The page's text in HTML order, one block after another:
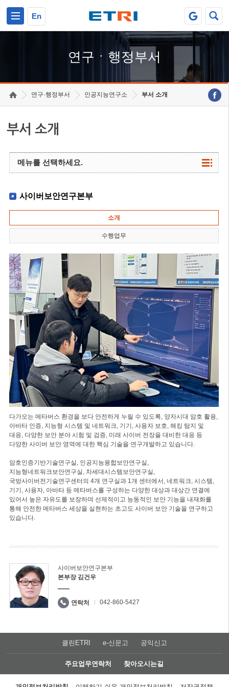
En
연구ㆍ행정부서
연구·행정부서 인공지능연구소 부서 소개
부서 소개
메뉴를 선택하세요.
사이버보안연구본부
소개
수행업무
다가오는 메타버스 환경을 보다 안전하게 누릴 수 있도록, 양자시대 암호 활용,
아바타 인증, 지능형 시스템 및 네트워크, 기기, 사용자 보호, 해킹 탐지 및
대응, 다양한 보안 분야 시험 및 검증, 미래 사이버 전장을 대비한 대응 등
다양한 사이버 보안 영역에 대한 핵심 기술을 연구개발하고 있습니다.
암호인증기반기술연구실, 인공지능융합보안연구실,
지능형네트워크보안연구실, 차세대시스템보안연구실,
국방사이버전기술연구센터의 4개 연구실과 1개 센터에서, 네트워크, 시스템,
기기, 사용자, 아바타 등 메타버스를 구성하는 다양한 대상과 대상간 연결에
있어서 높은 자유도를 보장하며 선제적이고 능동적인 보안 기능을 내재화를
통해 안전한 메타버스 세상을 실현하는 초고도 사이버 보안 기술을 연구하고
있습니다.
사이버보안연구본부
본부장 김건우
연락처 042-860-5427
클린ETRI e-신문고 공익신고
주요업무연락처 찾아오시는길